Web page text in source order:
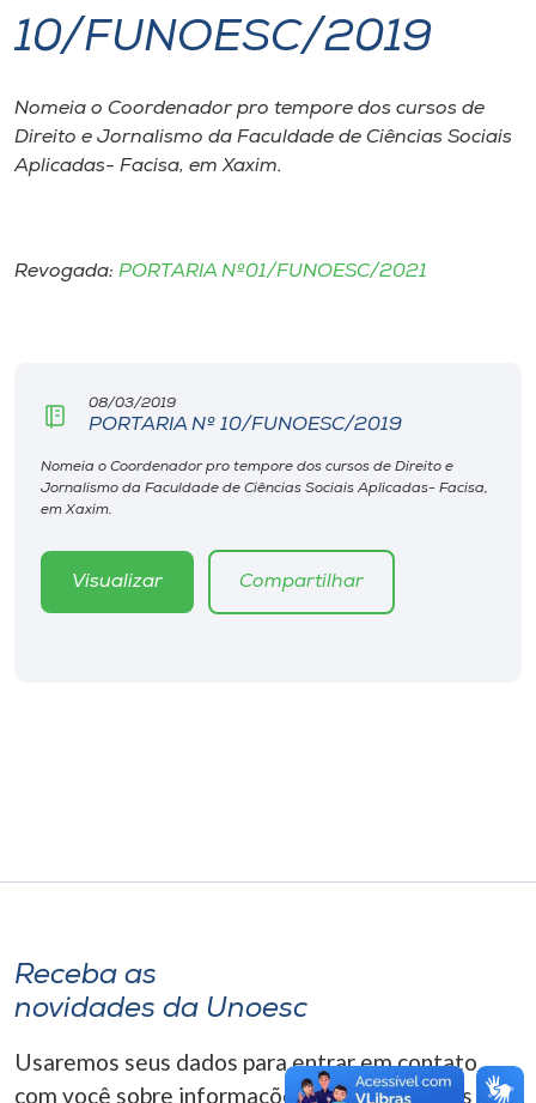
I.nova
Diplomados
CPA
Editora
Rádio
Museu
Unoesc
A+
10/FUNOESC/2019
Nomeia o Coordenador pro tempore dos cursos de
Direito e Jornalismo da Faculdade de Ciências Sociais
Aplicadas- Facisa, em Xaxim.
Revogada: PORTARIA Nº01/FUNOESC/2021
08/03/2019
PORTARIA Nº 10/FUNOESC/2019
Nomeia o Coordenador pro tempore dos cursos de Direito e
Jornalismo da Faculdade de Ciências Sociais Aplicadas- Facisa,
em Xaxim.
Visualizar Compartilhar
Receba as
novidades da Unoesc
Usaremos seus dados para entrar em contato
com você sobre informações correlacionadas que